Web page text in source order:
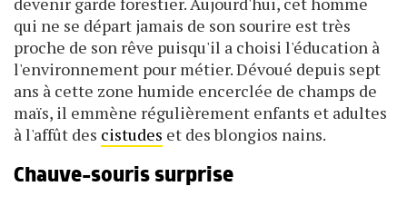
qui ne se départ jamais de son sourire est très
proche de son rêve puisqu'il a choisi l'éducation à
l'environnement pour métier. Dévoué depuis sept
ans à cette zone humide encerclée de champs de
maïs, il emmène régulièrement enfants et adultes
à l'affût des cistudes et des blongios nains.
Chauve-souris surprise